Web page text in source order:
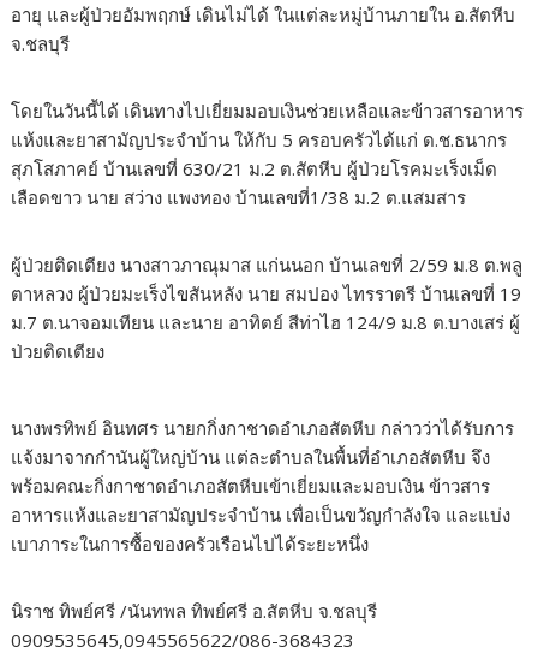
อายุ และผู้ป่วยอัมพฤกษ์ เดินไม่ได้ ในแต่ละหมู่บ้านภายใน อ.สัตหีบ
จ.ชลบุรี
โดยในวันนี้ได้ เดินทางไปเยี่ยมมอบเงินช่วยเหลือและข้าวสารอาหาร
แห้งและยาสามัญประจำบ้าน ให้กับ 5 ครอบครัวได้แก่ ด.ช.ธนากร
สุภโสภาคย์ บ้านเลขที่ 630/21 ม.2 ต.สัตหีบ ผู้ป่วยโรคมะเร็งเม็ด
เลือดขาว นาย สว่าง แพงทอง บ้านเลขที่1/38 ม.2 ต.แสมสาร
ผู้ป่วยติดเตียง นางสาวภาณุมาส แก่นนอก บ้านเลขที่ 2/59 ม.8 ต.พลู
ตาหลวง ผู้ป่วยมะเร็งไขสันหลัง นาย สมปอง ไทรราตรี บ้านเลขที่ 19
ม.7 ต.นาจอมเทียน และนาย อาทิตย์ สีท่าไฮ 124/9 ม.8 ต.บางเสร่ ผู้
ป่วยติดเตียง
นางพรทิพย์ อินทศร นายกกิ่งกาชาดอำเภอสัตหีบ กล่าวว่าได้รับการ
แจ้งมาจากกำนันผู้ใหญ่บ้าน แต่ละตำบลในพื้นที่อำเภอสัตหีบ จึง
พร้อมคณะกิ่งกาชาดอำเภอสัตหีบเข้าเยี่ยมและมอบเงิน ข้าวสาร
อาหารแห้งและยาสามัญประจำบ้าน เพื่อเป็นขวัญกำลังใจ และแบ่ง
เบาภาระในการซื้อของครัวเรือนไปได้ระยะหนึ่ง
นิราช ทิพย์ศรี /นันทพล ทิพย์ศรี อ.สัตหีบ จ.ชลบุรี
0909535645,0945565622/086-3684323